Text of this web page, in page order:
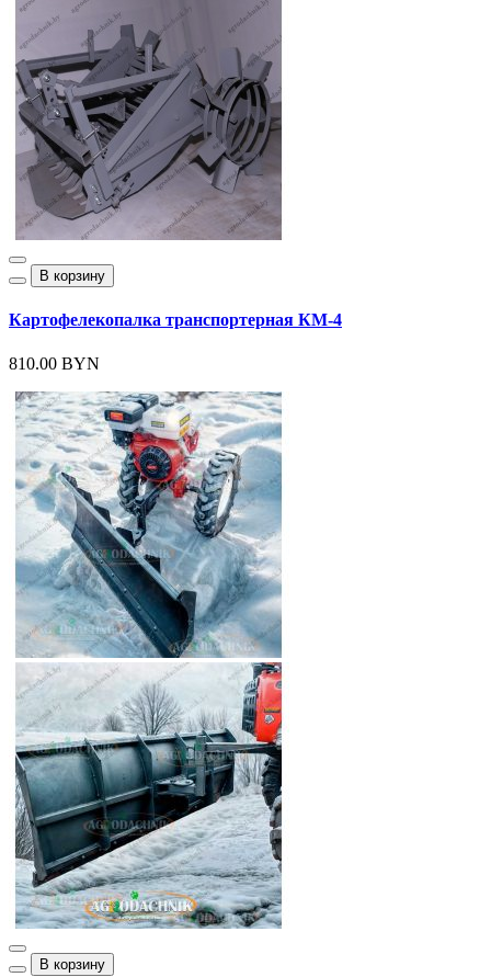
В корзину
Картофелекопалка транспортерная КМ-4
810.00 BYN
В корзину